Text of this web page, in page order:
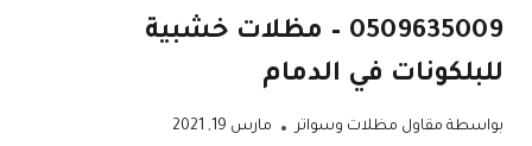
0509635009 – مظلات خشبية
للبلكونات في الدمام
بواسطة مقاول مظلات وسواتر مارس 19, 2021